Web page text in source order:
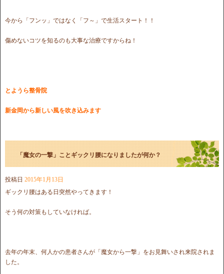
今から「フンッ」ではなく「フ～」で生活スタート！！
傷めないコツを知るのも大事な治療ですからね！
とようら整骨院
新金岡から新しい風を吹き込みます
「魔女の一撃」ことギックリ腰になりましたが何か？
投稿日 2015年1月13日
ギックリ腰はある日突然やってきます！
そう何の対策もしていなければ。
去年の年末、何人かの患者さんが「魔女から一撃」をお見舞いされ来院されま
した。